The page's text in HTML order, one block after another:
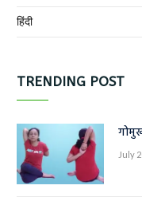
हिंदी
TRENDING POST
July